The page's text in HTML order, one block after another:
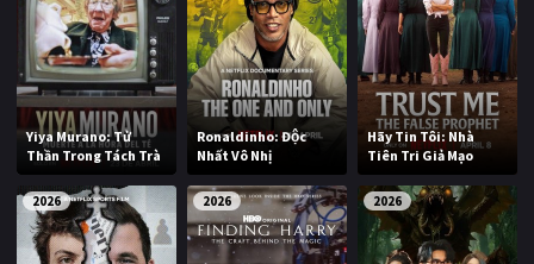
Yiya Murano: Tử
Thần Trong Tách Trà
Ronaldinho: Độc
Nhất Vô Nhị
Hãy Tin Tôi: Nhà
Tiên Tri Giả Mạo
2026 2026 2026